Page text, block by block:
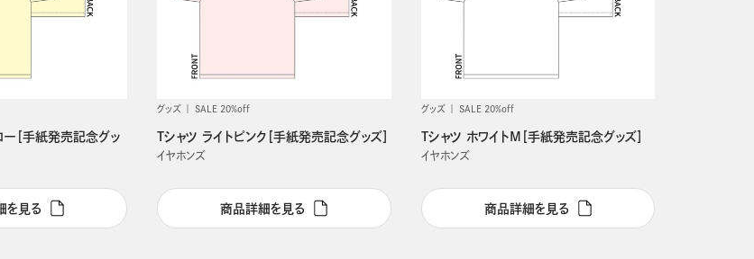
ー［手紙発売記念グッ
を見る
グッズ SALE 20%off
Tシャツ ライトピンク［手紙発売記念グッズ］
イヤホンズ
商品詳細を見る
グッズ SALE 20%off
Tシャツ ホワイトM［手紙発売記念グッズ］
イヤホンズ
商品詳細を見る